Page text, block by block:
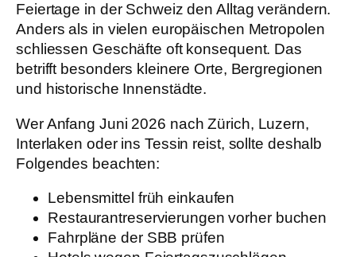
Feiertage in der Schweiz den Alltag verändern.
Anders als in vielen europäischen Metropolen
schliessen Geschäfte oft konsequent. Das
betrifft besonders kleinere Orte, Bergregionen
und historische Innenstädte.
Wer Anfang Juni 2026 nach Zürich, Luzern,
Interlaken oder ins Tessin reist, sollte deshalb
Folgendes beachten:
Lebensmittel früh einkaufen
Restaurantreservierungen vorher buchen
Fahrpläne der SBB prüfen